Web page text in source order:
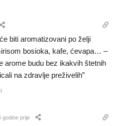
biti aromatizovani po želji
bosioka, kafe, ćevapa… –
arome budu bez ikakvih štetnih
na zdravlje preživelih”
godine prije